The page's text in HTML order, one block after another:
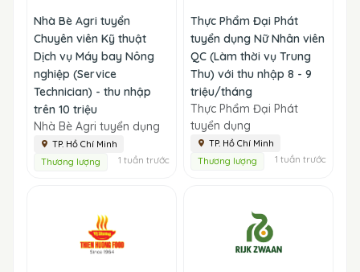
Nhà Bè Agri tuyển
Chuyên viên Kỹ thuật
Dịch vụ Máy bay Nông
nghiệp (Service
Technician) - thu nhập
trên 10 triệu
Nhà Bè Agri tuyển dụng
TP. Hồ Chí Minh
Thương lượng
1 tuần trước
Thực Phẩm Đại Phát
tuyển dụng Nữ Nhân viên
QC (Làm thời vụ Trung
Thu) với thu nhập 8 - 9
triệu/tháng
Thực Phẩm Đại Phát
tuyển dụng
TP. Hồ Chí Minh
Thương lượng
1 tuần trước